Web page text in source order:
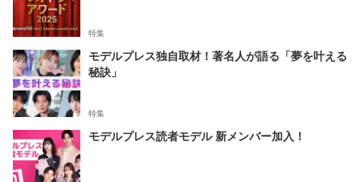
特集
モデルプレス独自取材！著名人が語る「夢を叶える
秘訣」
特集
モデルプレス読者モデル 新メンバー加入！